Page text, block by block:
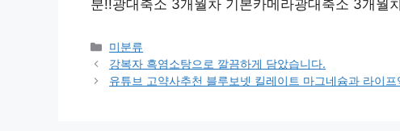
분!!광대축소 3개월차 기본카메라광대축소 3개월
Categories
미분류
강복자 흑염소탕으로 깔끔하게 담았습니다.
유튜브 고약사추천 블루보넷 킬레이트 마그네슘과 라이프